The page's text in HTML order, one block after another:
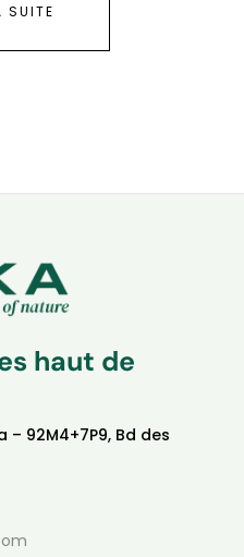
SUITE
haut de
– 92M4+7P9, Bd des